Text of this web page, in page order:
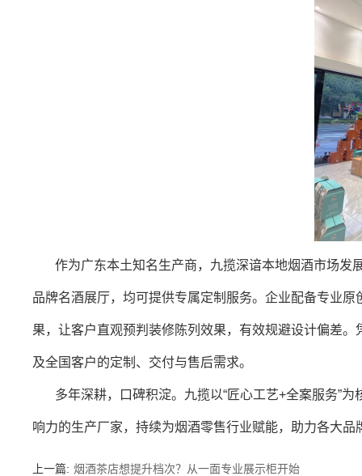
作为广东本土知名生产商，九揽深谙本地烟酒市场发
品牌名酒展厅，均可提供专属定制服务。企业配备专业
果，让客户直观预判装修陈列效果，有效规避设计偏差
及全国客户的定制、交付与售后需求。
多年深耕，口碑积淀。九揽以“匠心工艺+全案服务”
响力的生产厂家，持续为烟酒零售行业赋能，助力各大
上一篇: 烟酒茶店想提升档次？从一面专业展示柜开始